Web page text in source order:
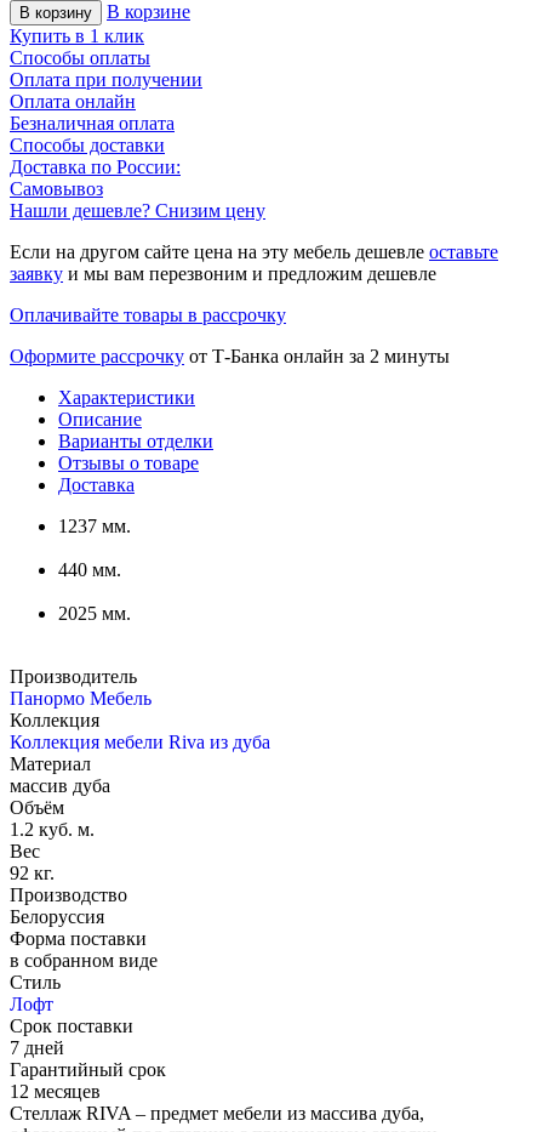
В корзину
В корзине
Купить в 1 клик
Способы оплаты
Оплата при получении
Оплата онлайн
Безналичная оплата
Способы доставки
Доставка по России:
Самовывоз
Нашли дешевле? Снизим цену
Если на другом сайте цена на эту мебель дешевле оставьте
заявку и мы вам перезвоним и предложим дешевле
Оплачивайте товары в рассрочку
Оформите рассрочку от Т-Банка онлайн за 2 минуты
Характеристики
Описание
Варианты отделки
Отзывы о товаре
Доставка
1237 мм.
440 мм.
2025 мм.
Производитель
Панормо Мебель
Коллекция
Коллекция мебели Riva из дуба
Материал
массив дуба
Объём
1.2 куб. м.
Вес
92 кг.
Производство
Белоруссия
Форма поставки
в собранном виде
Стиль
Лофт
Срок поставки
7 дней
Гарантийный срок
12 месяцев
Стеллаж RIVA – предмет мебели из массива дуба,